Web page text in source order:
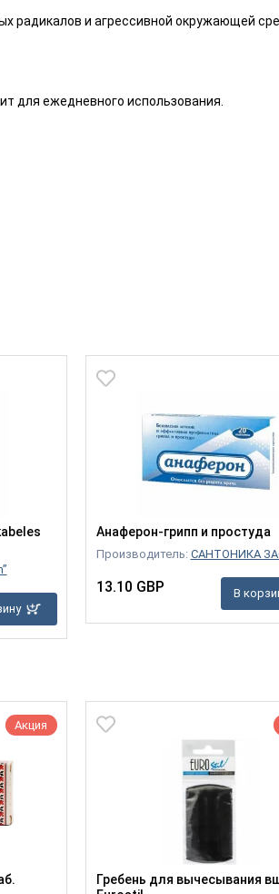
и агрессивной окружающей
для ежедневного использования.
Анаферон-грипп и простуда
Производитель: САНТОНИКА
13.10 GBP В
Акция
Гребень для вычесывания